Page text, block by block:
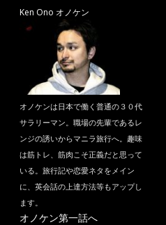
Ken Ono オノケン
オノケンは日本で働く普通の３０代
サラリーマン。職場の先輩であるレ
ンジの誘いからマニラ旅行へ。趣味
は筋トレ、筋肉こそ正義だと思って
いる。旅行記や恋愛ネタをメイン
に、英会話の上達方法等もアップし
ます。
オノケン第一話へ